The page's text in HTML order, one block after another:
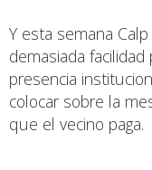
Y esta semana
demasiada
presencia
colocar sobre la
que el vecino paga.